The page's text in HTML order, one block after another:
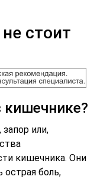
стоит
кишечнике?
или,
кишечника. Они
боль,